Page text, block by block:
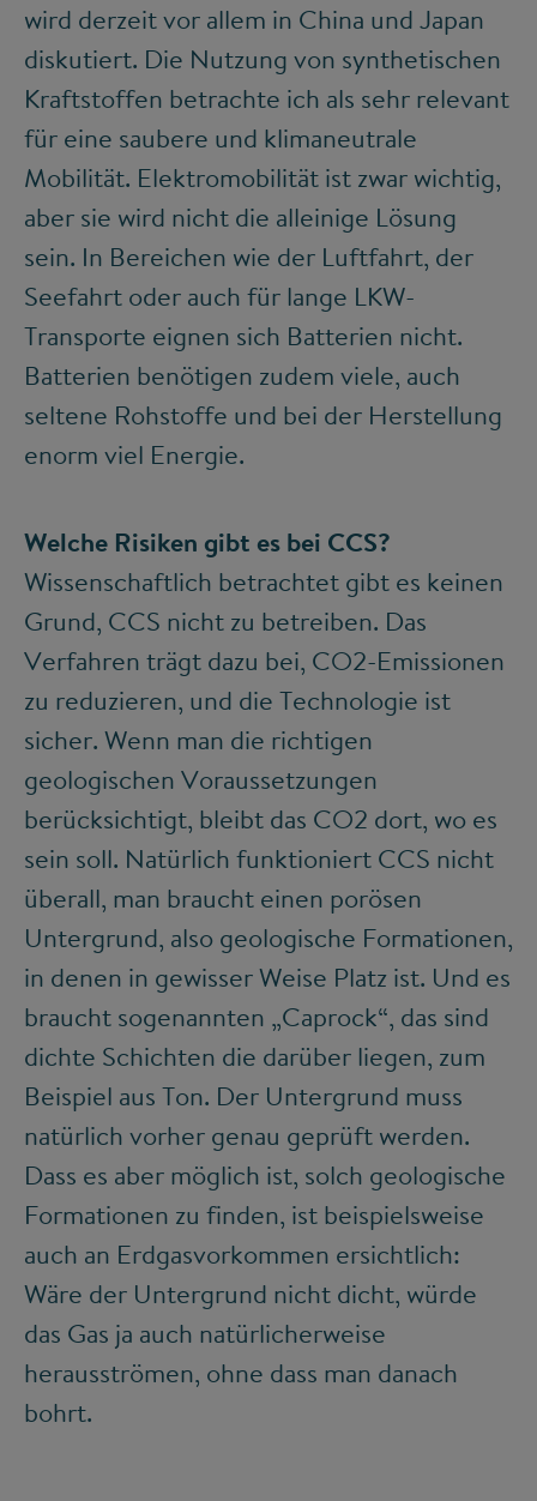
wird derzeit vor allem in China und Japan
diskutiert. Die Nutzung von synthetischen
Kraftstoffen betrachte ich als sehr relevant
für eine saubere und klimaneutrale
Mobilität. Elektromobilität ist zwar wichtig,
aber sie wird nicht die alleinige Lösung
sein. In Bereichen wie der Luftfahrt, der
Seefahrt oder auch für lange LKW-
Transporte eignen sich Batterien nicht.
Batterien benötigen zudem viele, auch
seltene Rohstoffe und bei der Herstellung
enorm viel Energie.
Welche Risiken gibt es bei CCS?
Wissenschaftlich betrachtet gibt es keinen
Grund, CCS nicht zu betreiben. Das
Verfahren trägt dazu bei, CO2-Emissionen
zu reduzieren, und die Technologie ist
sicher. Wenn man die richtigen
geologischen Voraussetzungen
berücksichtigt, bleibt das CO2 dort, wo es
sein soll. Natürlich funktioniert CCS nicht
überall, man braucht einen porösen
Untergrund, also geologische Formationen,
in denen in gewisser Weise Platz ist. Und es
braucht sogenannten „Caprock“, das sind
dichte Schichten die darüber liegen, zum
Beispiel aus Ton. Der Untergrund muss
natürlich vorher genau geprüft werden.
Dass es aber möglich ist, solch geologische
Formationen zu finden, ist beispielsweise
auch an Erdgasvorkommen ersichtlich:
Wäre der Untergrund nicht dicht, würde
das Gas ja auch natürlicherweise
herausströmen, ohne dass man danach
bohrt.